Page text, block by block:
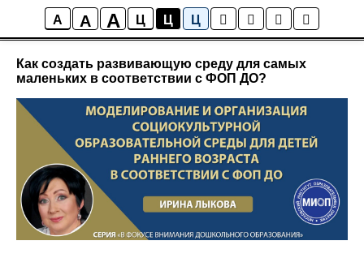
A A A Ц Ц Ц
Новости
Как создать развивающую среду для самых
маленьких в соответствии с ФОП ДО?